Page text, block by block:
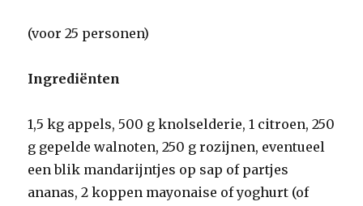
(voor 25 personen)
Ingrediënten
1,5 kg appels, 500 g knolselderie, 1 citroen, 250
g gepelde walnoten, 250 g rozijnen, eventueel
een blik mandarijntjes op sap of partjes
ananas, 2 koppen mayonaise of yoghurt (of